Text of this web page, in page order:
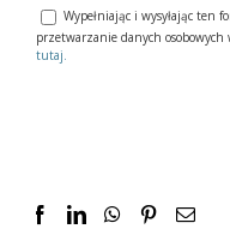
Wypełniając i wysyłając ten
przetwarzanie danych
tutaj.
Facebook
LinkedInWhatsApp
PinterestEmail